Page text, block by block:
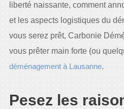
liberté naissante, comment
et les aspects logistiques du
vous serez prêt, Carbonie
vous prêter main forte (ou
déménagement à Lausanne.
Pesez les